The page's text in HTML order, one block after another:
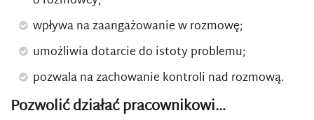
wpływa na zaangażowanie w rozmowę;
umożliwia dotarcie do istoty problemu;
pozwala na zachowanie kontroli nad rozmową.
Pozwolić działać pracownikowi…